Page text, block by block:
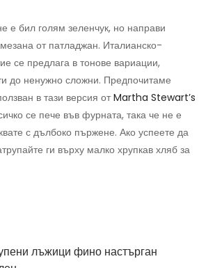
е бил голям зеленчук, но направи
от патладжан. Италианско-
се предлага в тонове вариации,
до ненужно сложни. Предпочитаме
в тази версия отMartha Stewart’s
се пече във фурната, така че не е
с дълбоко пържене. Ако успеете да
ги върху малко хрупкав хляб за
лъжици фино настърган